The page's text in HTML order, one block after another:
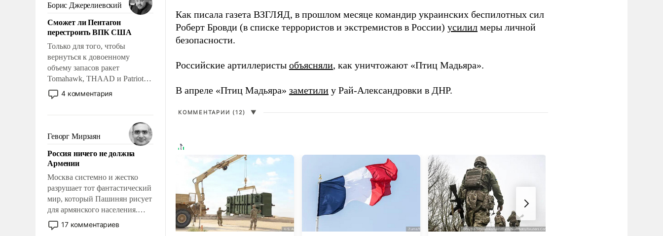
Борис Джерелиевский
Сможет ли Пентагон
перестроить ВПК США
Только для того, чтобы
вернуться к довоенному
объему запасов ракет
Tomahawk, THAAD и Patriot
США потребуется более трех
лет. Даже небольшая война с
Сложившаяся ситуация
означает многолетний период
уязвимости США, например,
перед Китаем.
4 комментария
Геворг Мирзаян
Россия ничего не должна
Армении
Москва системно и жестко
разрушает тот фантастический
мир, который Пашинян рисует
для армянского населения.
Мир, где политические
прожекты будут безусловно
17 комментариев
Как писала газета ВЗГЛЯД, в прошлом месяце командир украинских беспилотных сил
Роберт Бровди (в списке террористов и экстремистов в России) усилил меры личной
безопасности.
Российские артиллеристы объясняли, как уничтожают «Птиц Мадьяра».
В апреле «Птиц Мадьяра» заметили у Рай-Александровки в ДНР.
КОММЕНТАРИИ (12) ▼